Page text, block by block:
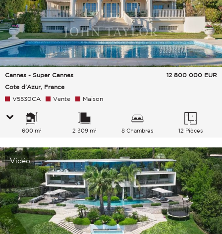
Cannes - Super Cannes
Cote d'Azur, France
12 800 000 EUR
V5530CA Vente Maison
600 m² 2 309 m² 8 Chambres 12 Pièces
Vidéo